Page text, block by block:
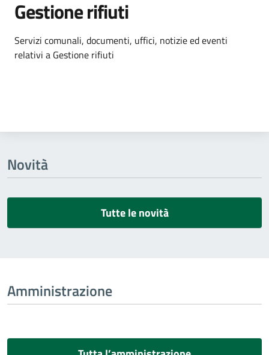
Gestione rifiuti
Dettagli dell'argomento
Servizi comunali, documenti, uffici, notizie ed eventi
relativi a Gestione rifiuti
Novità
Tutte le novità
Amministrazione